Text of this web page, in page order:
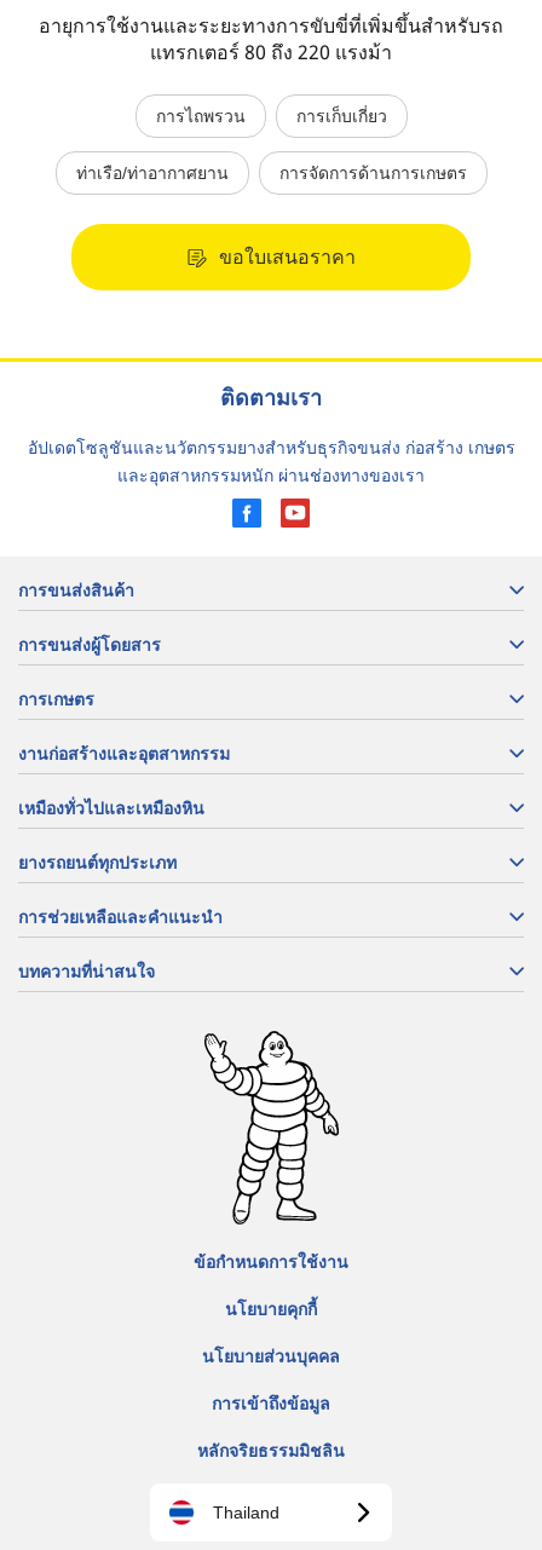
อายุการใช้งานและระยะทางการขับขี่ที่เพิ่มขึ้นสำหรับรถ
แทรกเตอร์ 80 ถึง 220 แรงม้า
การไถพรวน การเก็บเกี่ยว
ท่าเรือ/ท่าอากาศยาน การจัดการด้านการเกษตร
ขอใบเสนอราคา
ติดตามเรา
อัปเดตโซลูชันและนวัตกรรมยางสำหรับธุรกิจขนส่ง ก่อสร้าง เกษตร
และอุตสาหกรรมหนัก ผ่านช่องทางของเรา
การขนส่งสินค้า
การขนส่งผู้โดยสาร
การเกษตร
งานก่อสร้างและอุตสาหกรรม
เหมืองทั่วไปและเหมืองหิน
ยางรถยนต์ทุกประเภท
การช่วยเหลือและคำแนะนำ
บทความที่น่าสนใจ
ข้อกำหนดการใช้งาน
นโยบายคุกกี้
นโยบายส่วนบุคคล
การเข้าถึงข้อมูล
หลักจริยธรรมมิชลิน
Thailand